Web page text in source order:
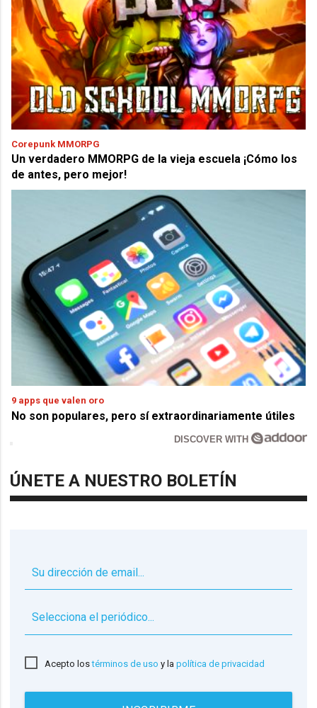
Corepunk MMORPG
Un verdadero MMORPG de la vieja escuela ¡Cómo los
de antes, pero mejor!
9 apps que valen oro
No son populares, pero sí extraordinariamente útiles
DISCOVER WITH
ÚNETE A NUESTRO BOLETÍN
Acepto lostérminos de uso y lapolítica de privacidad